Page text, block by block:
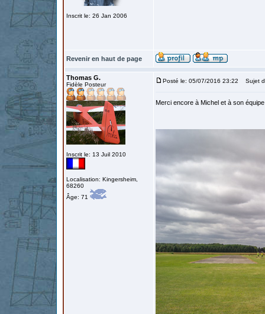
Inscrit le: 26 Jan 2006
Revenir en haut de page
Thomas G.
Fidèle Posteur
Inscrit le: 13 Juil 2010
Localisation: Kingersheim,
68260
Âge: 71
Posté le: 05/07/2016 23:22 Sujet
Merci encore à Michel et à son